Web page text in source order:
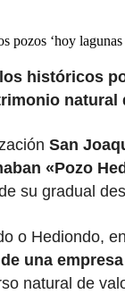
pozos ‘hoy
históricos
San
«Pozo
su gradual
o Hediondo,
una
natural de